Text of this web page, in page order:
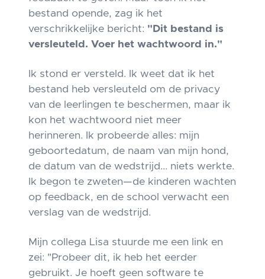
bestand opende, zag ik het
verschrikkelijke bericht: "Dit bestand is
versleuteld. Voer het wachtwoord in."
Ik stond er versteld. Ik weet dat ik het
bestand heb versleuteld om de privacy
van de leerlingen te beschermen, maar ik
kon het wachtwoord niet meer
herinneren. Ik probeerde alles: mijn
geboortedatum, de naam van mijn hond,
de datum van de wedstrijd... niets werkte.
Ik begon te zweten—de kinderen wachten
op feedback, en de school verwacht een
verslag van de wedstrijd.
Mijn collega Lisa stuurde me een link en
zei: "Probeer dit, ik heb het eerder
gebruikt. Je hoeft geen software te